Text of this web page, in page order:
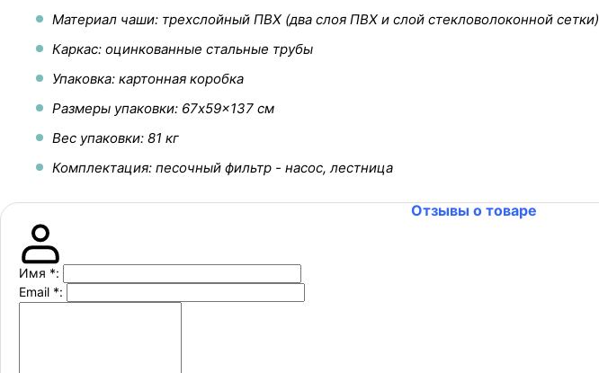
Материал чаши: трехслойный ПВХ (два слоя ПВХ и слой стекловолоконной сетки)
Каркас: оцинкованные стальные трубы
Упаковка: картонная коробка
Размеры упаковки: 67x59x137 см
Вес упаковки: 81 кг
Комплектация: песочный фильтр - насос, лестница
Отзывы о товаре
Имя *:
Email *: